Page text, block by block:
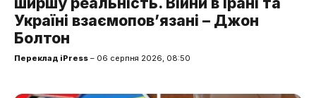
Україні взаємопов’язані – Джон
Болтон
Переклад iPress – 06 серпня 2026, 08:50